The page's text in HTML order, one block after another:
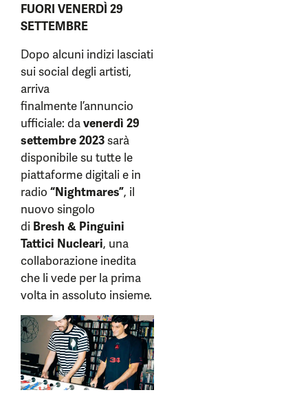
FUORI VENERDÌ 29
SETTEMBRE
Dopo alcuni indizi lasciati
sui social degli artisti,
arriva
finalmente l’annuncio
ufficiale: davenerdì 29
settembre 2023sarà
disponibile su tutte le
piattaforme digitali e in
radio “Nightmares”, il
nuovo singolo
di Bresh & Pinguini
Tattici Nucleari, una
collaborazione inedita
che li vede per la prima
volta in assoluto insieme.